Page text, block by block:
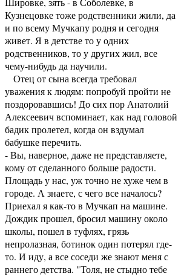
Кузнецовке тоже родственники жили, да
и по всему Мучкапу родня и сегодня
живет. Я в детстве то у одних
родственников, то у других жил, все
чему-нибудь да научили.
Отец от сына всегда требовал
уважения к людям: попробуй пройти не
поздоровавшись! До сих пор Анатолий
Алексеевич вспоминает, как над головой
бадик пролетел, когда он вздумал
бабушке перечить.
- Вы, наверное, даже не представляете,
кому от сделанного больше радости.
Площадь у нас, уж точно не хуже чем в
городе. А знаете, с чего все началось?
Приехал я как-то в Мучкап на машине.
Дождик прошел, бросил машину около
школы, пошел в туфлях, грязь
непролазная, ботинок один потерял где-
то. И иду, а все соседи же знают меня с
раннего детства. "Толя, не стыдно тебе